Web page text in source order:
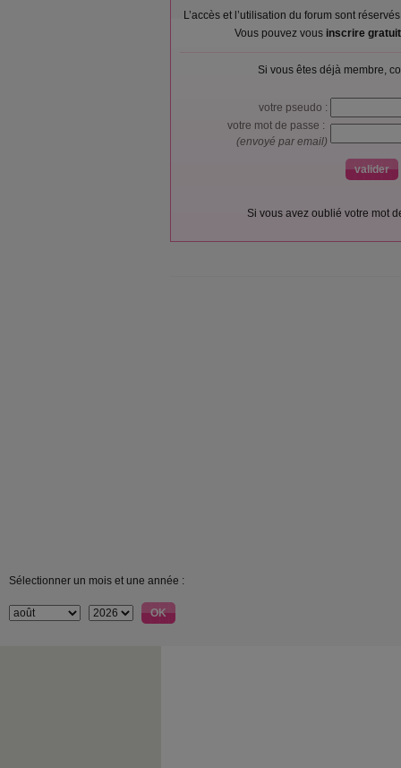
L’accès et l’utilisation du forum sont
Vous pouvez vous inscrire
Si vous êtes déjà membre,
votre pseudo :
votre mot de passe :
(envoyé par email)
Si vous avez oublié votre mot
Sélectionner un mois et une année :